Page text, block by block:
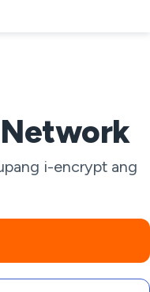
Network
i-encrypt ang